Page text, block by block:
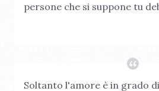
persone che si suppone tu
Soltanto l'amore è in grado